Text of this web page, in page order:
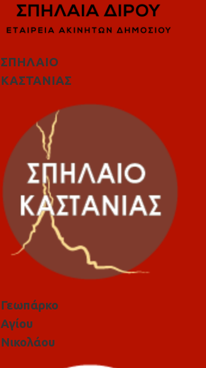
ΣΠΗΛΑΙΟ
ΚΑΣΤΑΝΙΑΣ
Γεωπάρκο
Αγίου
Νικολάου